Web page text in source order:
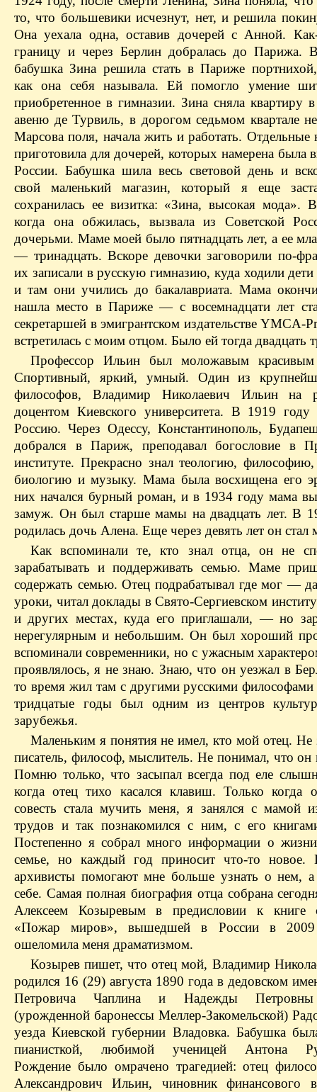
то, что большевики исчезнут, нет, и решила
Она уехала одна, оставив дочерей с Анной.
границу и через Берлин добралась до Парижа.
бабушка Зина решила стать в Париже
как она себя называла. Ей помогло умение
приобретенное в гимназии. Зина сняла квартиру
авеню де Турвиль, в дорогом седьмом квартале
Марсова поля, начала жить и работать. Отдельные
приготовила для дочерей, которых намерена была
России. Бабушка шила весь световой день и
свой маленький магазин, который я еще
сохранилась ее визитка: «Зина, высокая мода».
когда она обжилась, вызвала из Советской
дочерьми. Маме моей было пятнадцать лет, а ее
— тринадцать. Вскоре девочки заговорили по-
их записали в русскую гимназию, куда ходили дети
и там они учились до бакалавриата. Мама
нашла место в Париже — с восемнадцати лет
секретаршей в эмигрантском издательстве YMCA-
встретилась с моим отцом. Было ей тогда двадцать
Профессор Ильин был моложавым
Спортивный, яркий, умный. Один из
философов, Владимир Николаевич Ильин на
доцентом Киевского университета. В 1919
Россию. Через Одессу, Константинополь,
добрался в Париж, преподавал богословие в
институте. Прекрасно знал теологию, философию,
биологию и музыку. Мама была восхищена его
них начался бурный роман, и в 1934 году мама
замуж. Он был старше мамы на двадцать лет. В
родилась дочь Алена. Еще через девять лет он
Как вспоминали те, кто знал отца, он не
зарабатывать и поддерживать семью. Маме
содержать семью. Отец подрабатывал где мог —
уроки, читал доклады в Свято-Сергиевском
и других местах, куда его приглашали, — но
нерегулярным и небольшим. Он был хороший
вспоминали современники, но с ужасным
проявлялось, я не знаю. Знаю, что он уезжал в
то время жил там с другими русскими
тридцатые годы был одним из центров
зарубежья.
Маленьким я понятия не имел, кто мой отец. Не
писатель, философ, мыслитель. Не понимал, что он
Помню только, что засыпал всегда под еле
когда отец тихо касался клавиш. Только когда
совесть стала мучить меня, я занялся с мамой
трудов и так познакомился с ним, с его
Постепенно я собрал много информации о
семье, но каждый год приносит что-то новое.
архивисты помогают мне больше узнать о нем,
себе. Самая полная биография отца собрана
Алексеем Козыревым в предисловии к книге
«Пожар миров», вышедшей в России в
ошеломила меня драматизмом.
Козырев пишет, что отец мой, Владимир
родился 16 (29) августа 1890 года в дедовском
Петровича Чаплина и Надежды Петровны
(урожденной баронессы Меллер-Закомельской)
уезда Киевской губернии Владовка. Бабушка
пианисткой, любимой ученицей Антона
Рождение было омрачено трагедией: отец
Александрович Ильин, чиновник финансового